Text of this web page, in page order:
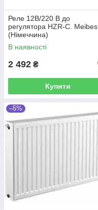
Реле 12В/220 В до
регулятора HZR-C. Meibes
(Німеччина)
В наявності
2 492 ₴
Купити
–5%